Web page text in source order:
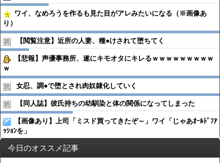
ワイ、なめろうを作るも見た目がアレみたいになる（※画像あ
り）
【閲覧注意】近所の人妻、種●︎けされて堕ちてく
【悲報】声優事務所、遂にキモオタにキレるｗｗｗｗｗｗｗｗｗ
ｗ
女忍、調●︎で堕とされ肉奴隷化していく
【同人誌】彼氏持ちの幼馴染と体の関係になってしまった
【画像あり】上司「ミスド買ってきたぞ～」ワイ「じゃあｵｰﾙﾄﾞﾌｱ
ｯｼｮﾝを」
今日のオススメ記事